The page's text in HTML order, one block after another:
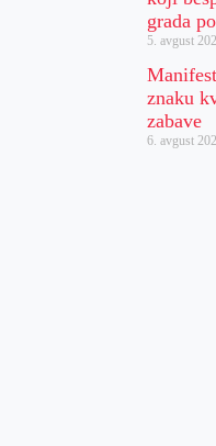
grada
5. avgust
znaku
zabave
6. avgust